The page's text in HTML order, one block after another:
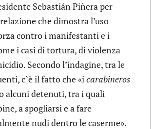
Sebastián Piñera per
che dimostra l’uso
contro i manifestanti e i
i casi di tortura, di violenza
Secondo l’indagine, tra le
c`è il fatto che «icarabineros
alcuni detenuti, tra i quali
a spogliarsi e a fare
nudi dentro le caserme».